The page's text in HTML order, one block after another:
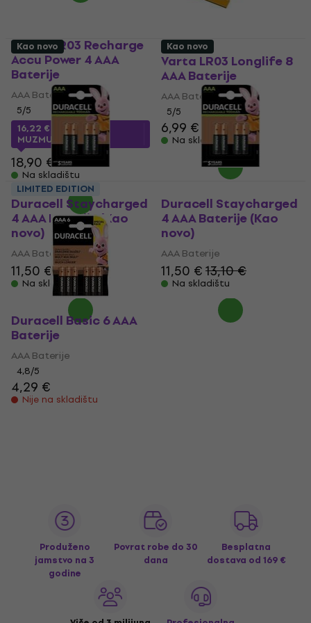
Varta HR03 Recharge
Accu Power 4 AAA
Baterije
AAA Baterije
5/5
16,22 €
s kodom
MUZMUZ-10
18,90 €
Na skladištu
Varta LR03 Longlife 8
AAA Baterije
AAA Baterije
5/5
6,99 €
Na skladištu
Kao novo
Duracell Staycharged
4 AAA Baterije (Kao
novo)
AAA Baterije
11,50 €12,90 €
Na skladištu
Kao novo
Duracell Staycharged
4 AAA Baterije (Kao
novo)
AAA Baterije
11,50 €13,10 €
Na skladištu
LIMITED EDITION
Duracell Basic 6 AAA
Baterije
AAA Baterije
4,8/5
4,29 €
Nije na skladištu
Produženo
jamstvo na 3
godine
Povrat robe do 30
dana
Besplatna
dostava od 169 €